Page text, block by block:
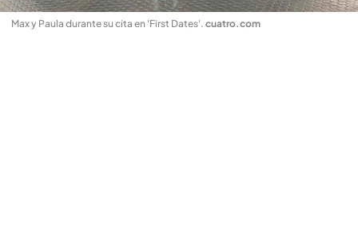
Max y Paula durante su cita en 'First Dates'. cuatro.com